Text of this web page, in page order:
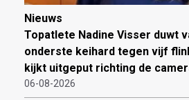
Nieuws
Topatlete Nadine Visser duwt
onderste keihard tegen vijf
kijkt uitgeput richting de
06-08-2026